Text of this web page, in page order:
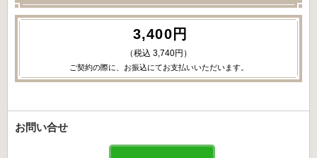
3,400円
（税込 3,740円）
ご契約の際に、お振込にてお支払いいただいます。
お問い合せ